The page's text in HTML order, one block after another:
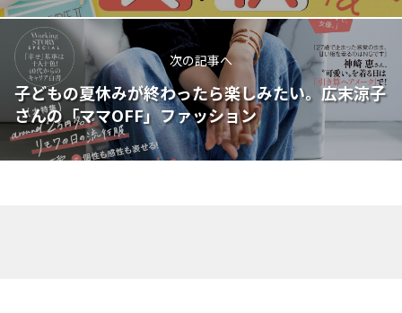
次の記事へ
子どもの夏休みが終わったら楽しみたい。広末涼子
さんの「ママOFF」ファッション